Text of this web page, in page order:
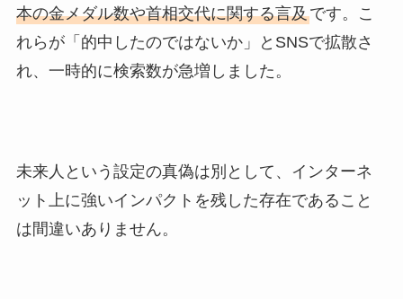
本の金メダル数や首相交代に関する言及です。こ
れらが「的中したのではないか」とSNSで拡散さ
れ、一時的に検索数が急増しました。
未来人という設定の真偽は別として、インターネ
ット上に強いインパクトを残した存在であること
は間違いありません。